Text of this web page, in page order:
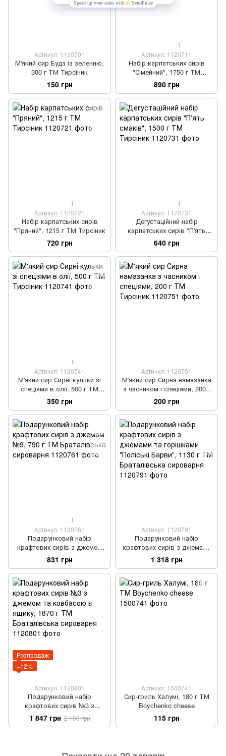
Артикул: 1120701
М'який сир Будз із зеленню,
300 г ТМ Тирсіник
150 грн
1
Артикул: 1120711
Набір карпатських сирів
"Сімейний", 1750 г ТМ
Тирсіник
890 грн
1
Артикул: 1120721
Набір карпатських сирів
"Пряний", 1215 г ТМ Тирсіник
720 грн
1
Артикул: 1120731
Дегустаційний набір
карпатських сирів "П'ять
смаків", 1500 г ТМ Тирсіник
640 грн
1
Артикул: 1120741
М'який сир Сирні кульки зі
спеціями в олії, 500 г ТМ
Тирсіник
350 грн
Артикул: 1120751
М'який сир Сирна намазанка
з часником і спеціями, 200 г
ТМ Тирсіник
200 грн
1
Артикул: 1120761
Подарунковий набір
крафтових сирів з джемом
№9, 790 г ТМ Браталівська
сироварня
831 грн
Артикул: 1120791
Подарунковий набір
крафтових сирів з джемами
та горішками "Поліські
Барви", 1130 г ТМ
Браталівська сироварня
1 318 грн
Розпродаж
−12%
Артикул: 1120801
Подарунковий набір
крафтових сирів №3 з
джемом та ковбасою в
ящику, 1870 г ТМ
1 847 грн 2 100 грн
Артикул: 1500741
Сир-гриль Халумі, 180 г ТМ
Boychenko cheese
115 грн